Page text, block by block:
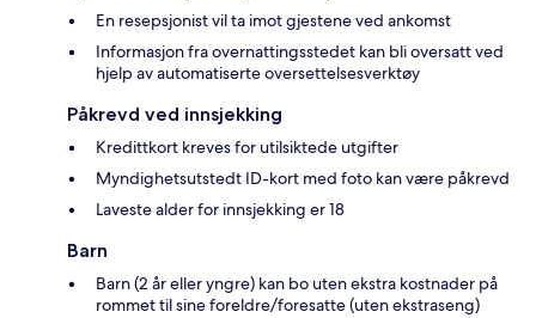
En resepsjonist vil ta imot gjestene ved ankomst
Informasjon fra overnattingsstedet kan bli oversatt ved
hjelp av automatiserte oversettelsesverktøy
Påkrevd ved innsjekking
Kredittkort kreves for utilsiktede utgifter
Myndighetsutstedt ID-kort med foto kan være påkrevd
Laveste alder for innsjekking er 18
Barn
Barn (2 år eller yngre) kan bo uten ekstra kostnader på
rommet til sine foreldre/foresatte (uten ekstraseng)